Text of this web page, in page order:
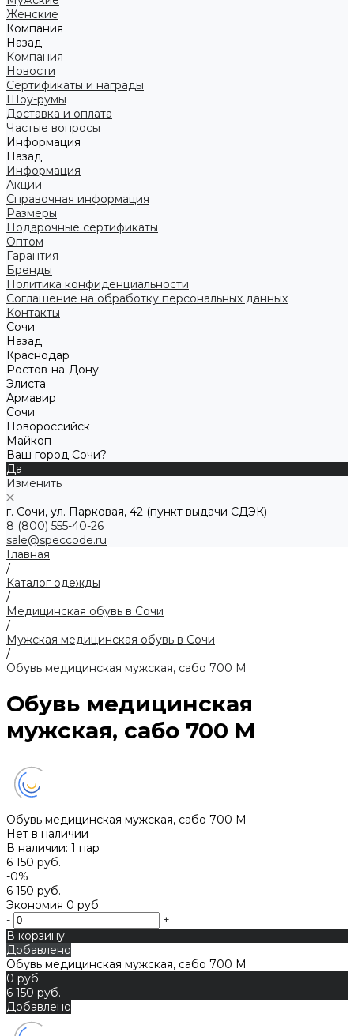
Женские
Компания
Назад
Компания
Новости
Сертификаты и награды
Шоу-румы
Доставка и оплата
Частые вопросы
Информация
Назад
Информация
Акции
Справочная информация
Размеры
Подарочные сертификаты
Оптом
Гарантия
Бренды
Политика конфиденциальности
Соглашение на обработку персональных данных
Контакты
Сочи
Назад
Краснодар
Ростов-на-Дону
Элиста
Армавир
Сочи
Новороссийск
Майкоп
Ваш город Сочи?
Да
Изменить
г. Сочи, ул. Парковая, 42 (пункт выдачи СДЭК)
8 (800) 555-40-26
sale@speccode.ru
Главная
/
Каталог одежды
/
Медицинская обувь в Сочи
/
Мужская медицинская обувь в Сочи
/
Обувь медицинская мужская, сабо 700 М
Обувь медицинская
мужская, сабо 700 М
Обувь медицинская мужская, сабо 700 М
Нет в наличии
В наличии: 1 пар
6 150 руб.
-0%
6 150 руб.
Экономия 0 руб.
-
+
В корзину
Добавлено
Обувь медицинская мужская, сабо 700 М
0 руб.
6 150 руб.
Добавлено